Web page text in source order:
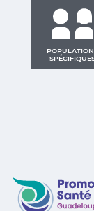
Promotion